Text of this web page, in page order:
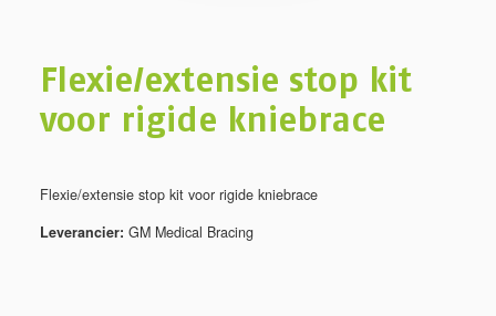
Flexie/extensie stop kit
voor rigide kniebrace
Flexie/extensie stop kit voor rigide kniebrace
Leverancier: GM Medical Bracing